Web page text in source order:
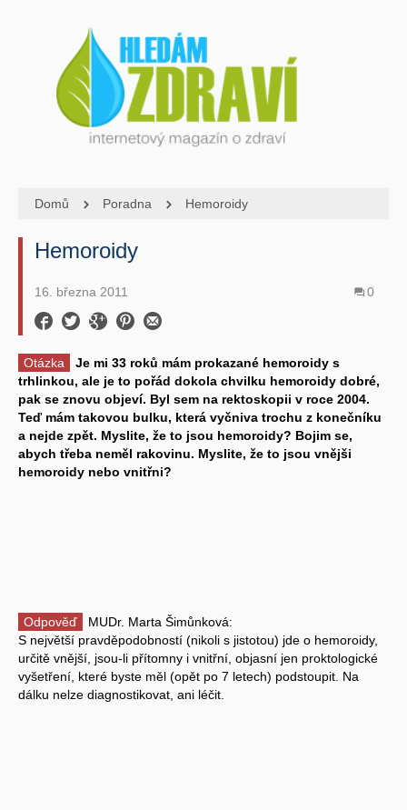
Domů Poradna Hemoroidy
Hemoroidy
16. března 2011 0
Otázka
Je mi 33 roků mám prokazané hemoroidy s
trhlinkou, ale je to pořád dokola chvilku hemoroidy dobré,
pak se znovu objeví. Byl sem na rektoskopii v roce 2004.
Teď mám takovou bulku, která vyčniva trochu z konečníku
a nejde zpět. Myslite, že to jsou hemoroidy? Bojim se,
abych třeba neměl rakovinu. Myslite, že to jsou vnějši
hemoroidy nebo vnitřni?
Odpověď
MUDr. Marta Šimůnková:
S největší pravděpodobností (nikoli s jistotou) jde o hemoroidy,
určitě vnější, jsou-li přítomny i vnitřní, objasní jen proktologické
vyšetření, které byste měl (opět po 7 letech) podstoupit. Na
dálku nelze diagnostikovat, ani léčit.